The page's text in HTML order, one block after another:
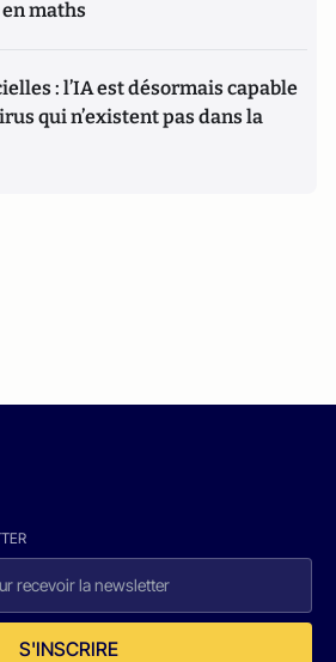
maths
: l’IA est désormais capable
qui n’existent pas dans la
S'INSCRIRE